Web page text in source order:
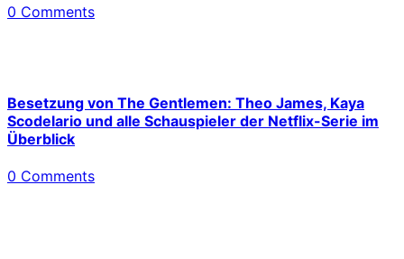
0 Comments
Besetzung von The Gentlemen: Theo James, Kaya
Scodelario und alle Schauspieler der Netflix-Serie im
Überblick
0 Comments